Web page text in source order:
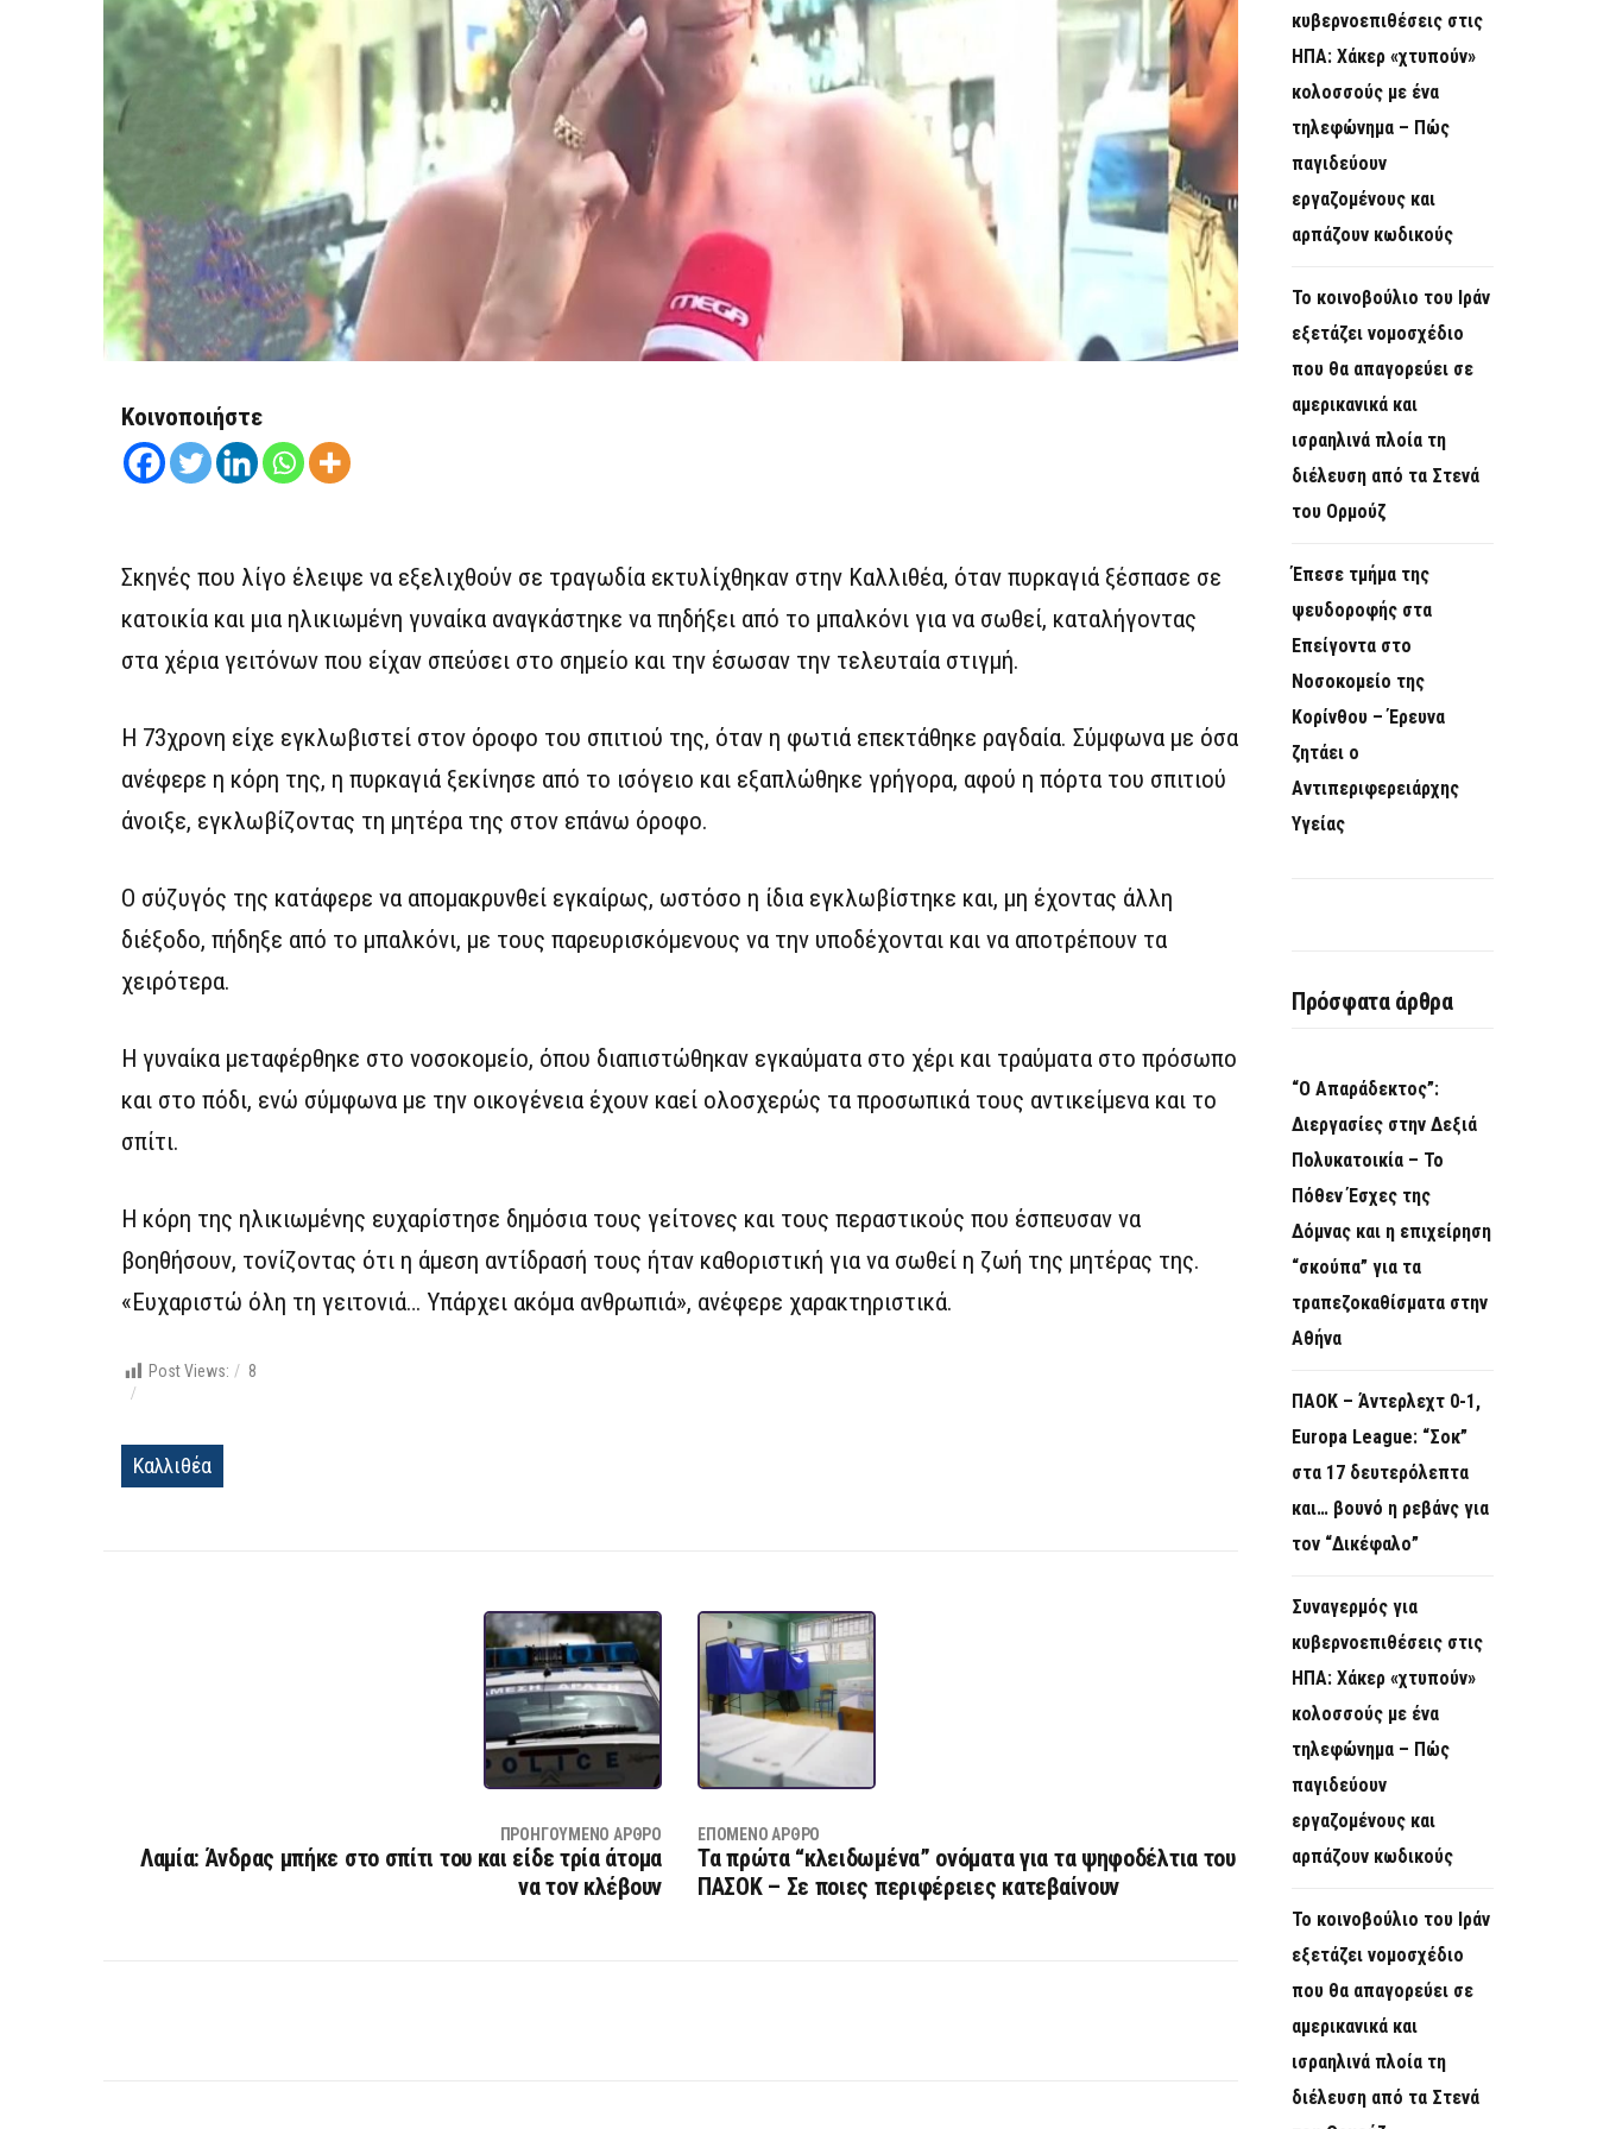
Κοινοποιήστε
Σκηνές που λίγο έλειψε να εξελιχθούν σε τραγωδία εκτυλίχθηκαν στην Καλλιθέα, όταν πυρκαγιά ξέσπασε σε
κατοικία και μια ηλικιωμένη γυναίκα αναγκάστηκε να πηδήξει από το μπαλκόνι για να σωθεί, καταλήγοντας
στα χέρια γειτόνων που είχαν σπεύσει στο σημείο και την έσωσαν την τελευταία στιγμή.
Η 73χρονη είχε εγκλωβιστεί στον όροφο του σπιτιού της, όταν η φωτιά επεκτάθηκε ραγδαία. Σύμφωνα με όσα
ανέφερε η κόρη της, η πυρκαγιά ξεκίνησε από το ισόγειο και εξαπλώθηκε γρήγορα, αφού η πόρτα του σπιτιού
άνοιξε, εγκλωβίζοντας τη μητέρα της στον επάνω όροφο.
Ο σύζυγός της κατάφερε να απομακρυνθεί εγκαίρως, ωστόσο η ίδια εγκλωβίστηκε και, μη έχοντας άλλη
διέξοδο, πήδηξε από το μπαλκόνι, με τους παρευρισκόμενους να την υποδέχονται και να αποτρέπουν τα
χειρότερα.
Η γυναίκα μεταφέρθηκε στο νοσοκομείο, όπου διαπιστώθηκαν εγκαύματα στο χέρι και τραύματα στο πρόσωπο
και στο πόδι, ενώ σύμφωνα με την οικογένεια έχουν καεί ολοσχερώς τα προσωπικά τους αντικείμενα και το
σπίτι.
Η κόρη της ηλικιωμένης ευχαρίστησε δημόσια τους γείτονες και τους περαστικούς που έσπευσαν να
βοηθήσουν, τονίζοντας ότι η άμεση αντίδρασή τους ήταν καθοριστική για να σωθεί η ζωή της μητέρας της.
«Ευχαριστώ όλη τη γειτονιά… Υπάρχει ακόμα ανθρωπιά», ανέφερε χαρακτηριστικά.
Post Views: 8
Καλλιθέα
ΠΡΟΗΓΟΎΜΕΝΟ ΆΡΘΡΟ
Λαμία: Άνδρας μπήκε στο σπίτι του και είδε τρία άτομα
να τον κλέβουν
ΕΠΌΜΕΝΟ ΆΡΘΡΟ
Τα πρώτα “κλειδωμένα” ονόματα για τα ψηφοδέλτια του
ΠΑΣΟΚ – Σε ποιες περιφέρειες κατεβαίνουν
κυβερνοεπιθέσεις στις
ΗΠΑ: Χάκερ «χτυπούν»
κολοσσούς με ένα
τηλεφώνημα – Πώς
παγιδεύουν
εργαζομένους και
αρπάζουν κωδικούς
Το κοινοβούλιο του Ιράν
εξετάζει νομοσχέδιο
που θα απαγορεύει σε
αμερικανικά και
ισραηλινά πλοία τη
διέλευση από τα Στενά
του Ορμούζ
Έπεσε τμήμα της
ψευδοροφής στα
Επείγοντα στο
Νοσοκομείο της
Κορίνθου – Έρευνα
ζητάει ο
Αντιπεριφερειάρχης
Υγείας
Πρόσφατα άρθρα
“Ο Απαράδεκτος”:
Διεργασίες στην Δεξιά
Πολυκατοικία – Το
Πόθεν Έσχες της
Δόμνας και η επιχείρηση
“σκούπα” για τα
τραπεζοκαθίσματα στην
Αθήνα
ΠΑΟΚ – Άντερλεχτ 0-1,
Europa League: “Σοκ”
στα 17 δευτερόλεπτα
και… βουνό η ρεβάνς για
τον “Δικέφαλο”
Συναγερμός για
κυβερνοεπιθέσεις στις
ΗΠΑ: Χάκερ «χτυπούν»
κολοσσούς με ένα
τηλεφώνημα – Πώς
παγιδεύουν
εργαζομένους και
αρπάζουν κωδικούς
Το κοινοβούλιο του Ιράν
εξετάζει νομοσχέδιο
που θα απαγορεύει σε
αμερικανικά και
ισραηλινά πλοία τη
διέλευση από τα Στενά